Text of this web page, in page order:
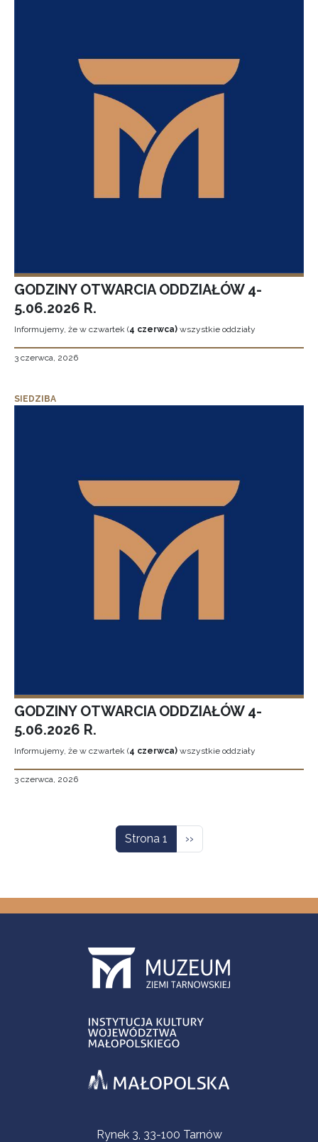
GODZINY OTWARCIA ODDZIAŁÓW 4-
5.06.2026 R.
Informujemy, że w czwartek (4 czerwca) wszystkie oddziały
3 czerwca, 2026
SIEDZIBA
GODZINY OTWARCIA ODDZIAŁÓW 4-
5.06.2026 R.
Informujemy, że w czwartek (4 czerwca) wszystkie oddziały
3 czerwca, 2026
Strona 1 Następna strona
››
Informacje kontaktoweRynek 3, 33-100 Tarnów